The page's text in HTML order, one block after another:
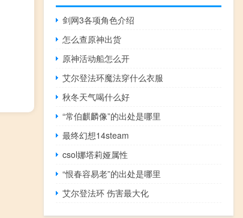
剑网3各项角色介绍
怎么查原神出货
原神活动船怎么开
艾尔登法环魔法穿什么衣服
秋冬天气喝什么好
“常伯麒麟像”的出处是哪里
最终幻想14steam
csol娜塔莉娅属性
“恨春容易老”的出处是哪里
艾尔登法环 伤害最大化